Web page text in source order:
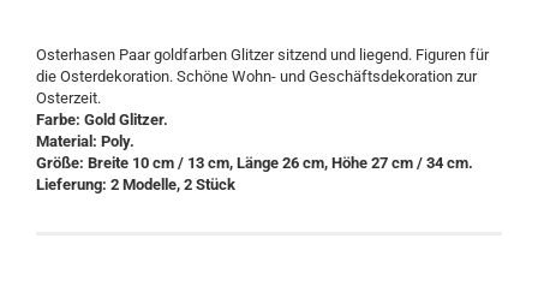
Osterhasen Paar goldfarben Glitzer sitzend und liegend. Figuren für
die Osterdekoration. Schöne Wohn- und Geschäftsdekoration zur
Osterzeit.
Farbe: Gold Glitzer.
Material: Poly.
Größe: Breite 10 cm / 13 cm, Länge 26 cm, Höhe 27 cm / 34 cm.
Lieferung: 2 Modelle, 2 Stück